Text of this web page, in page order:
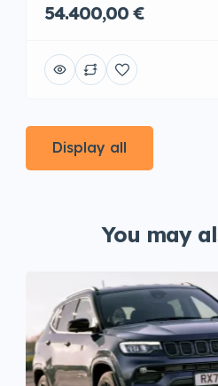
54.400,00 €
Display all
You may